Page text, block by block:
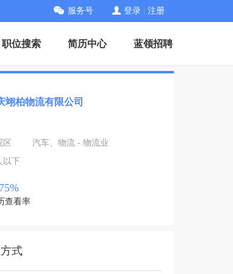
服务号 登录 注册
职位搜索 简历中心 蓝领招聘
翊柏物流有限公司
区
汽车、物流 - 物流业
以下
75%
查看率
式